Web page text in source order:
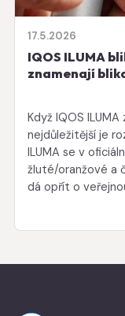
17.5.2026
IQOS ILUMA
znamenají
Když IQOS
nejdůležitější je
ILUMA se v
žluté/oranžové a
dá opřít o